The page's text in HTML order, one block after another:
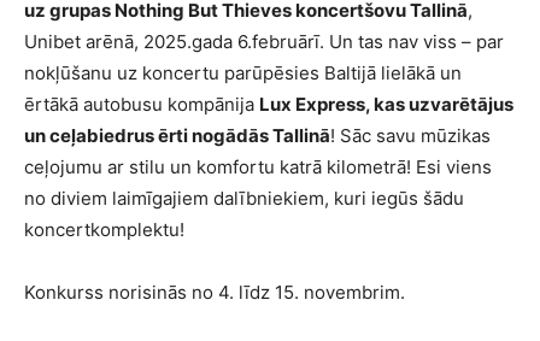
uz grupas Nothing But Thieves koncertšovu Tallinā,
Unibet arēnā, 2025.gada 6.februārī. Un tas nav viss – par
nokļūšanu uz koncertu parūpēsies Baltijā lielākā un
ērtākā autobusu kompānija Lux Express, kas uzvarētājus
un ceļabiedrus ērti nogādās Tallinā! Sāc savu mūzikas
ceļojumu ar stilu un komfortu katrā kilometrā! Esi viens
no diviem laimīgajiem dalībniekiem, kuri iegūs šādu
koncertkomplektu!
Konkurss norisinās no 4. līdz 15. novembrim.